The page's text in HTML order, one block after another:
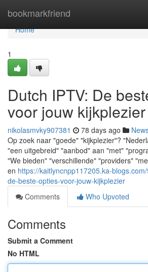
bookmarkfriend
Home
Home
1
Dutch IPTV: De
voor jouw kijkplezier
nikolasmvky907381 78 days ago
Op zoek naar "goede" "kijkplezier"?
"een uitgebreid" "aanbod" aan "met"
"We bieden" "verschillende" "providers"
en https://kaitlyncnpp117205.ka-
de-beste-opties-voor-jouw-kijkplezier
Comments
Who Upvoted
Comments
Submit a Comment
No HTML